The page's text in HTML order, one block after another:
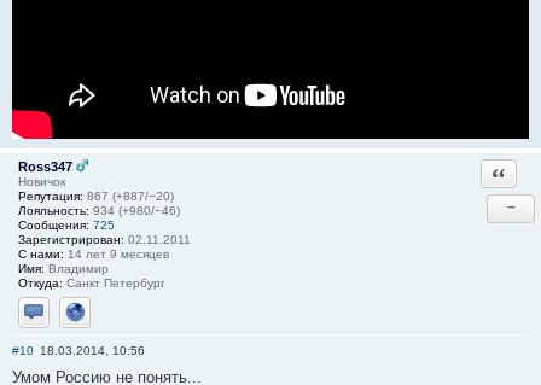
Ross347
Новичок
Репутация: 867 (+887/−20)
Лояльность: 934 (+980/−46)
Сообщения: 725
Зарегистрирован: 02.11.2011
С нами: 14 лет 9 месяцев
Имя: Владимир
Откуда: Санкт Петербург
Отправить личное сообщение
Сайт
−
#10 18.03.2014, 10:56
Умом Россию не понять...